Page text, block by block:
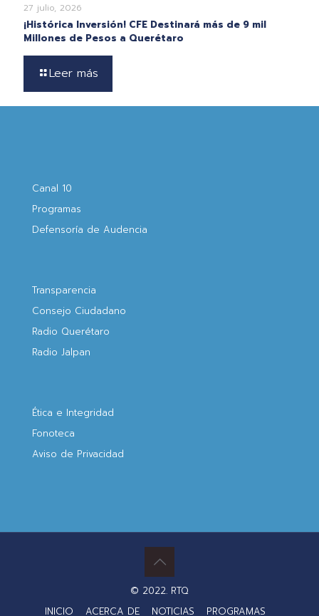
27 julio, 2026
¡Histórica Inversión! CFE Destinará más de 9 mil
Millones de Pesos a Querétaro
Leer más
Canal 10
Programas
Defensoría de Audencia
Transparencia
Consejo Ciudadano
Radio Querétaro
Radio Jalpan
Ética e Integridad
Fonoteca
Aviso de Privacidad
© 2022. RTQ
INICIO
ACERCA DE NOTICIAS PROGRAMAS